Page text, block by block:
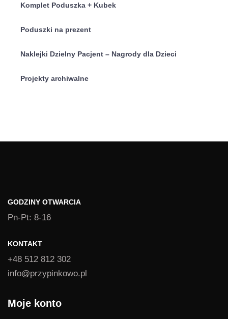
Komplet Poduszka + Kubek
Poduszki na prezent
Naklejki Dzielny Pacjent – Nagrody dla Dzieci
Projekty archiwalne
GODZINY OTWARCIA
Pn-Pt: 8-16
KONTAKT
+48 512 812 302
info@przypinkowo.pl
Moje konto